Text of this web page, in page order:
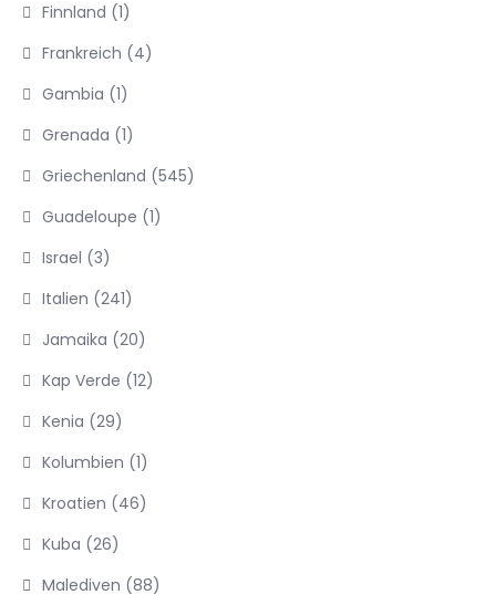
Finnland (1)
Frankreich (4)
Gambia (1)
Grenada (1)
Griechenland (545)
Guadeloupe (1)
Israel (3)
Italien (241)
Jamaika (20)
Kap Verde (12)
Kenia (29)
Kolumbien (1)
Kroatien (46)
Kuba (26)
Malediven (88)